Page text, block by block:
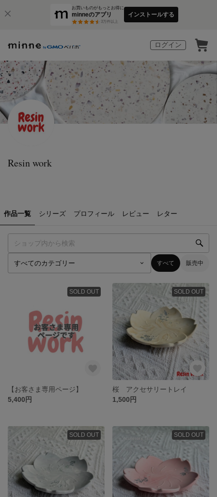
お買いものがもっとお得に
minneのアプリ
3万件以上
インストールする
ログイン
Resin work
作品一覧 シリーズ プロフィール レビュー レター
すべて 販売中
SOLD OUT
【お客さま専用ページ】
5,400円
SOLD OUT
桜 アクセサリートレイ
1,500円
SOLD OUT SOLD OUT